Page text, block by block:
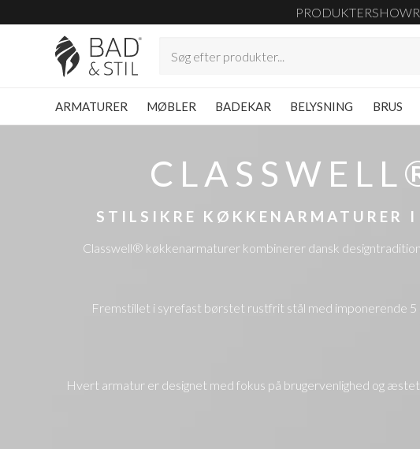
PRODUKTER
ARMATURER MØBLER BADEKAR BELYSNING BRUS
STILSIKRE KØKKENARMATURER
Classwell® køkkenarmaturer kombinerer dansk
Fremstillet i syrefast børstet rustfrit stål med imponerende
Hvert armatur er designet med fokus på brugervenlighed og